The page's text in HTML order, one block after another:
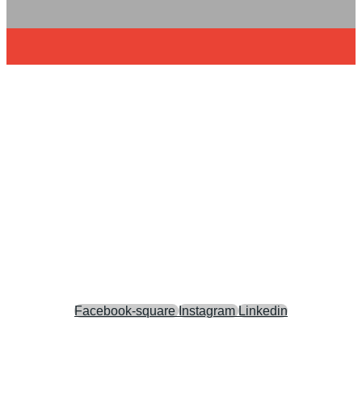
Facebook-square Instagram Linkedin